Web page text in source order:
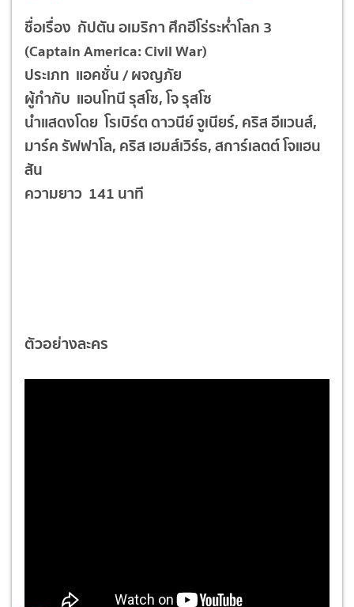
ชื่อเรื่อง กัปตัน อเมริกา ศึกฮีโร่ระห่ำโลก 3
(Captain America: Civil War)
ประเภท แอคชั่น / ผจญภัย
ผู้กำกับ แอนโทนี รุสโซ, โจ รุสโซ
นำแสดงโดย โรเบิร์ต ดาวนีย์ จูเนียร์, คริส อีแวนส์,
มาร์ค รัฟฟาโล, คริส เฮมส์เวิร์ธ, สการ์เลตต์ โจแฮน
สัน
ความยาว 141 นาที
ตัวอย่างละคร